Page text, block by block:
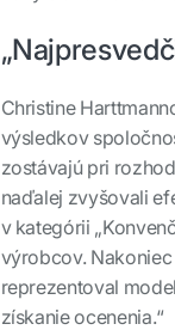
Christine
výsledkov
zostávajú pri
naďalej zvyšovali
v kategórii
výrobcov.
reprezentoval
získanie ocenenia.“